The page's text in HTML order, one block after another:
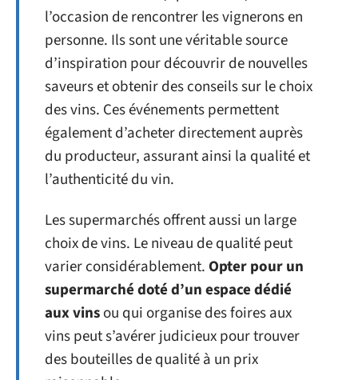
l’occasion de rencontrer les vignerons en
personne. Ils sont une véritable source
d’inspiration pour découvrir de nouvelles
saveurs et obtenir des conseils sur le choix
des vins. Ces événements permettent
également d’acheter directement auprès
du producteur, assurant ainsi la qualité et
l’authenticité du vin.
Les supermarchés offrent aussi un large
choix de vins. Le niveau de qualité peut
varier considérablement. Opter pour un
supermarché doté d’un espace dédié
aux vinsou qui organise des foires aux
vins peut s’avérer judicieux pour trouver
des bouteilles de qualité à un prix